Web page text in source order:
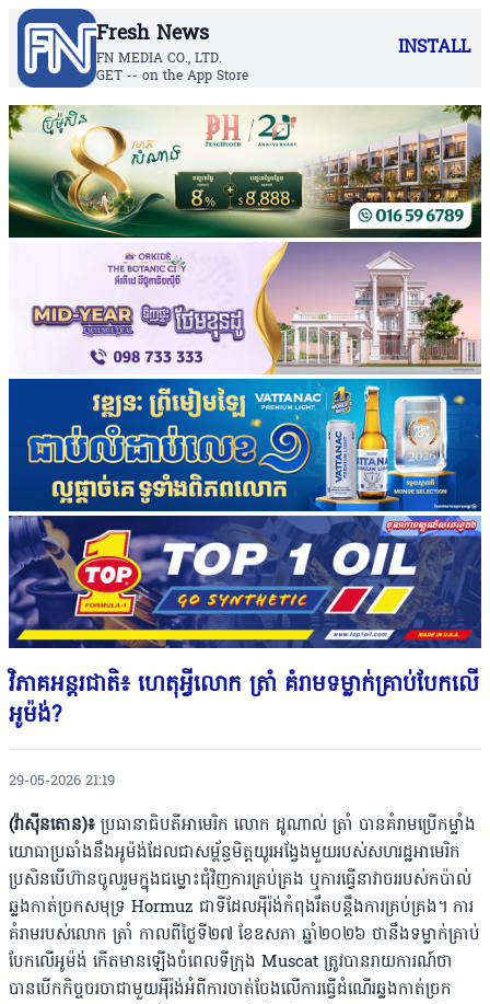
Fresh News
FN MEDIA CO., LTD.
GET -- on the App Store
INSTALL
វិភាគអន្តរជាតិ៖ ហេតុអ្វីលោក ត្រាំ គំរាមទម្លាក់គ្រាប់បែកលើ
អូម៉ង់?
29-05-2026 21:19
(វ៉ាស៊ីនតោន)៖ ប្រធានាធិបតីអាមេរិក លោក ដូណាល់ ត្រាំ បានគំរាមប្រើកម្លាំង
យោធាប្រឆាំងនឹងអូម៉ង់ដែលជាសម្ព័ន្ធមិត្តយូរអង្វែងមួយរបស់សហរដ្ឋអាមេរិក
ប្រសិនបើហ៊ានចូលរួមក្នុងជម្លោះជុំវិញការគ្រប់គ្រង ឬការធ្វើនាវាចររបស់កប៉ាល់
ឆ្លងកាត់ច្រកសមុទ្រ Hormuz ជាទីដែលអ៉ីរ៉ង់កំពុងរឹតបន្តឹងការគ្រប់គ្រង។ ការ
គំរាមរបស់លោក ត្រាំ កាលពីថ្ងៃទី២៧ ខែឧសភា ឆ្នាំ២០២៦ ថានឹងទម្លាក់គ្រាប់
បែកលើអូម៉ង់ កើតមានឡើងចំពេលទីក្រុង Muscat ត្រូវបានរាយការណ៍ថា
បានបើកកិច្ចចរចាជាមួយអ៉ីរ៉ង់អំពីការចាត់ចែងលើការធ្វើដំណើរឆ្លងកាត់ច្រក